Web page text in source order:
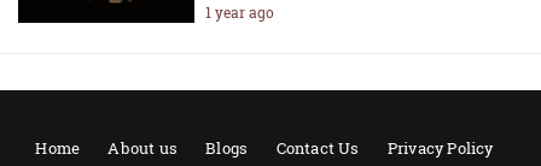
1 year ago
Home About us Blogs Contact Us
Privacy Policy